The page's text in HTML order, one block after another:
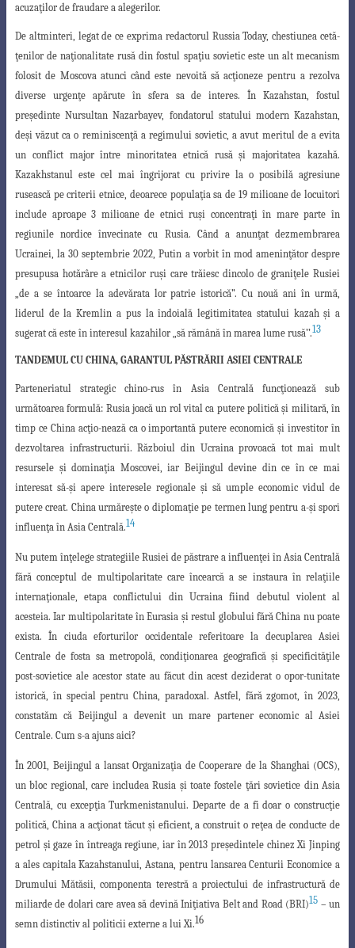
acuzaţilor de fraudare a alegerilor.
De altminteri, legat de ce exprima redactorul Russia Today, chestiunea cetă-
ţenilor de naţionalitate rusă din fostul spaţiu sovietic este un alt mecanism
folosit de Moscova atunci când este nevoită să acţioneze pentru a rezolva
diverse urgenţe apărute în sfera sa de interes. În Kazahstan, fostul
preşedinte Nursultan Nazarbayev, fondatorul statului modern Kazahstan,
deşi văzut ca o reminiscenţă a regimului sovietic,a avut meritul de a evita
un conflict major între minoritatea etnică rusă şi majoritatea
kazahă.
Kazakhstanul este cel mai îngrijorat cu privire la o posibilă agresiune
ruseascăpe criterii etnice, deoarece populaţia sa de 19 milioane de locuitori
include aproape 3 milioane de etnici ruşi concentraţi în mare parte în
regiunile nordice învecinate cu Rusia. Când a anunţat dezmembrarea
Ucrainei, la 30 septembrie 2022, Putin a vorbit în mod ameninţător despre
presupusa hotărâre a etnicilor ruşi care trăiesc dincolo de graniţele Rusiei
„de a se întoarce la adevărata lor patrie istorică”. Cu nouă ani în urmă,
liderul de la Kremlin a pus la îndoială legitimitatea statului kazah şi a
sugerat că este în interesul kazahilor „să rămână în marea lume rusă’’.13
TANDEMUL CU CHINA, GARANTUL PĂSTRĂRII ASIEI CENTRALE
Parteneriatul strategic chino-rus în Asia Centrală funcţionează sub
următoareaformulă: Rusia joacă un rol vital ca putere politică şi militară, în
timp ce China acţio-nează ca o importantă putere economică şi investitor în
dezvoltarea infrastructurii. Războiul din Ucraina provoacă tot mai mult
resursele şi dominaţia Moscovei, iar Beijingul devine din ce în ce mai
interesat să-şi apere interesele regionale şi săumple economic vidul de
putere creat. China urmăreşte o diplomaţie pe termen lungpentru a-şi spori
influenţa în Asia Centrală.14
Nu putem înţelege strategiile Rusiei de păstrare a influenţei în Asia Centrală
fără conceptul de multipolaritate care încearcă a se instaura în relaţiile
internaţionale, etapa conflictului din Ucraina fiind debutul violent al
acesteia. Iar multipolaritate în Eurasia şi restul globului fără China nu poate
exista. În ciuda eforturilor occidentale referitoare la decuplarea Asiei
Centrale de fosta sa metropolă, condiţionarea geograficăşi specificităţile
post-sovietice ale acestor state au făcut din acest deziderat o opor-tunitate
istorică, în special pentru China, paradoxal. Astfel, fără zgomot, în 2023,
constatăm că Beijingul a devenit un mare partener economic al Asiei
Centrale. Cum s-a ajuns aici?
În 2001, Beijingul a lansat Organizaţia de Cooperare de la Shanghai (OCS),
un bloc regional, care includea Rusia şi toate fostele ţări sovietice din Asia
Centrală, cu excepţia Turkmenistanului. Departe de a fi doar o construcţie
politică, China a acţionat tăcut şi eficient, a construit o reţea de conducte de
petrol şi gaze în întreaga regiune, iar în 2013 preşedintele chinez Xi Jinping
a ales capitala Kazahstanului, Astana, pentru lansarea Centurii Economice a
Drumului Mătăsii, componenta terestră a proiectului de infrastructură de
miliarde de dolari care avea să devină Iniţiativa Belt and Road (BRI)15 – un
semn distinctiv al politicii externe a lui Xi.16